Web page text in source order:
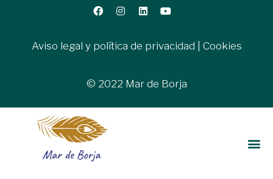
Aviso legal y política de privacidad Cookies
© 2022 Mar de Borja